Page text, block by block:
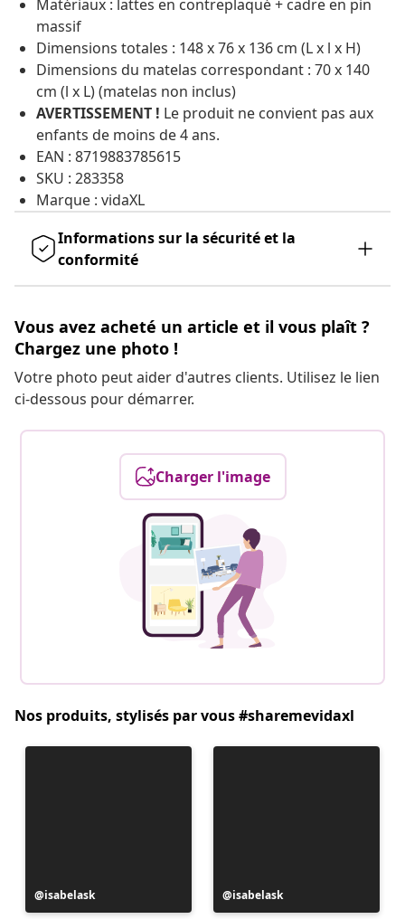
Matériaux : lattes en contreplaqué + cadre en pin
massif
Dimensions totales : 148 x 76 x 136 cm (L x l x H)
Dimensions du matelas correspondant : 70 x 140
cm (l x L) (matelas non inclus)
AVERTISSEMENT ! Le produit ne convient pas aux
enfants de moins de 4 ans.
EAN : 8719883785615
SKU : 283358
Marque : vidaXL
Informations sur la sécurité et la
conformité
Vous avez acheté un article et il vous plaît ?
Chargez une photo !
Votre photo peut aider d'autres clients. Utilisez le lien
ci-dessous pour démarrer.
Charger l'image
Nos produits, stylisés par vous #sharemevidaxl
Publication
publiée
isabelask
Publication
publiée
isabelask